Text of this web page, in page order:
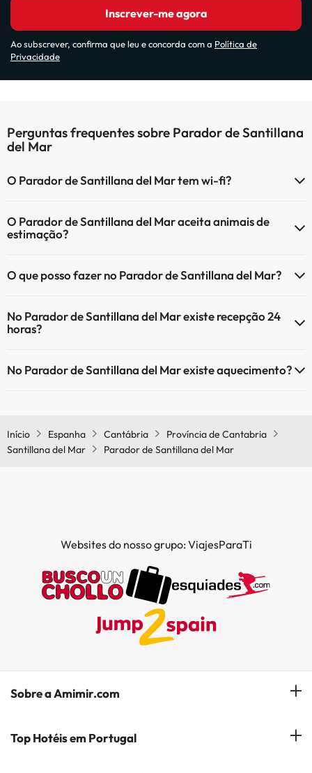
Inscrever-me agora
Ao subscrever, confirma que leu e concorda com a Política de
Privacidade
Perguntas frequentes sobre Parador de Santillana
del Mar
O Parador de Santillana del Mar tem wi-fi?
O Parador de Santillana del Mar aceita animais de
estimação?
O que posso fazer no Parador de Santillana del Mar?
(algumas podem ser pagas):
No Parador de Santillana del Mar existe recepção 24
horas?
No Parador de Santillana del Mar existe aquecimento?
Início
Espanha Cantábria
Província de Cantabria
Santillana del Mar
Parador de Santillana del Mar
Websites do nosso grupo: ViajesParaTi
Sobre a Amimir.com
Quem somos?
Top Hotéis em Portugal